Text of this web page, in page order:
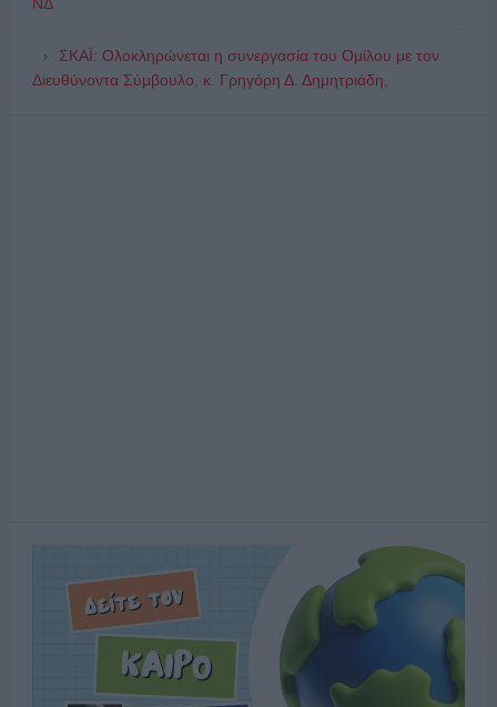
ΣΚΑΪ: Ολοκληρώνεται η συνεργασία του Ομίλου με τον
Διευθύνοντα Σύμβουλο, κ. Γρηγόρη Δ. Δημητριάδη,